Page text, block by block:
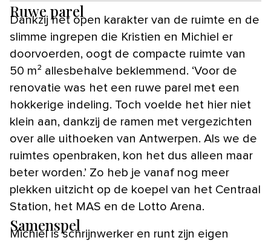
Ruwe parel
Dankzij het open karakter van de ruimte en de
slimme ingrepen die Kristien en Michiel er
doorvoerden, oogt de compacte ruimte van
50 m² allesbehalve beklemmend. ‘Voor de
renovatie was het een ruwe parel met een
hokkerige indeling. Toch voelde het hier niet
klein aan, dankzij de ramen met vergezichten
over alle uithoeken van Antwerpen. Als we de
ruimtes openbraken, kon het dus alleen maar
beter worden.’ Zo heb je vanaf nog meer
plekken uitzicht op de koepel van het Centraal
Station, het MAS en de Lotto Arena.
Samenspel
Michiel is schrijnwerker en runt zijn eigen